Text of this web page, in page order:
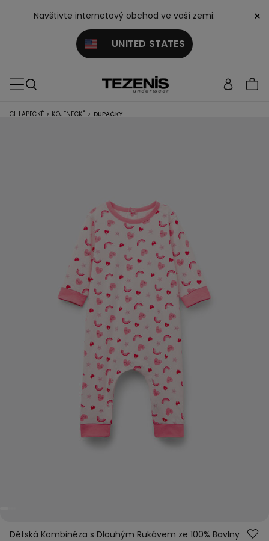
Navštivte internetový obchod ve vaší zemi:
UNITED STATES
×
CHLAPECKÉ > KOJENECKÉ > DUPAČKY
Dětská Kombinéza s Dlouhým Rukávem ze 100% Bavlny